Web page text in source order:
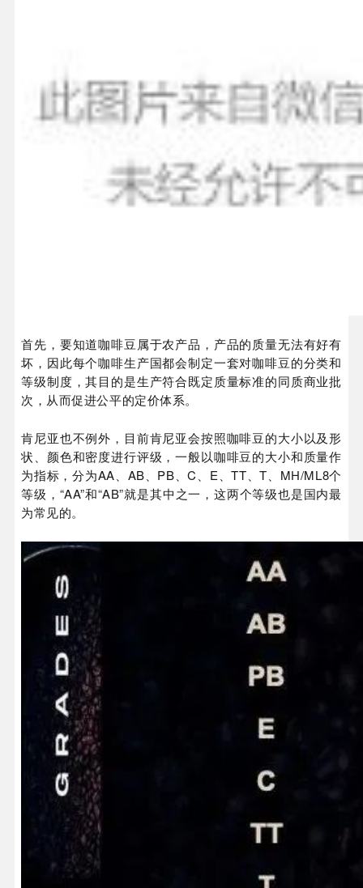
首先，要知道咖啡豆属于农产品，产品的质量无法有好有
坏，因此每个咖啡生产国都会制定一套对咖啡豆的分类和
等级制度，其目的是生产符合既定质量标准的同质商业批
次，从而促进公平的定价体系。
肯尼亚也不例外，目前肯尼亚会按照咖啡豆的大小以及形
状、颜色和密度进行评级，一般以咖啡豆的大小和质量作
为指标，分为AA、AB、PB、C、E、TT、T、MH/ML8个
等级，“AA”和“AB”就是其中之一，这两个等级也是国内最
为常见的。